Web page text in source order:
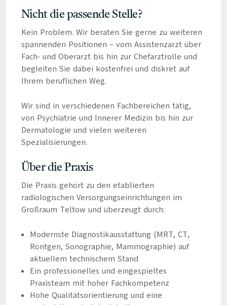
Nicht die passende Stelle?
Kein Problem. Wir beraten Sie gerne zu weiteren
spannenden Positionen – vom Assistenzarzt über
Fach- und Oberarzt bis hin zur Chefarztrolle und
begleiten Sie dabei kostenfrei und diskret auf
Ihrem beruflichen Weg.
Wir sind in verschiedenen Fachbereichen tätig,
von Psychiatrie und Innerer Medizin bis hin zur
Dermatologie und vielen weiteren
Spezialisierungen.
Über die Praxis
Die Praxis gehört zu den etablierten
radiologischen Versorgungseinrichtungen im
Großraum Teltow und überzeugt durch:
Modernste Diagnostikausstattung (MRT, CT,
Röntgen, Sonographie, Mammographie) auf
aktuellem technischem Stand
Ein professionelles und eingespieltes
Praxisteam mit hoher Fachkompetenz
Hohe Qualitätsorientierung und eine